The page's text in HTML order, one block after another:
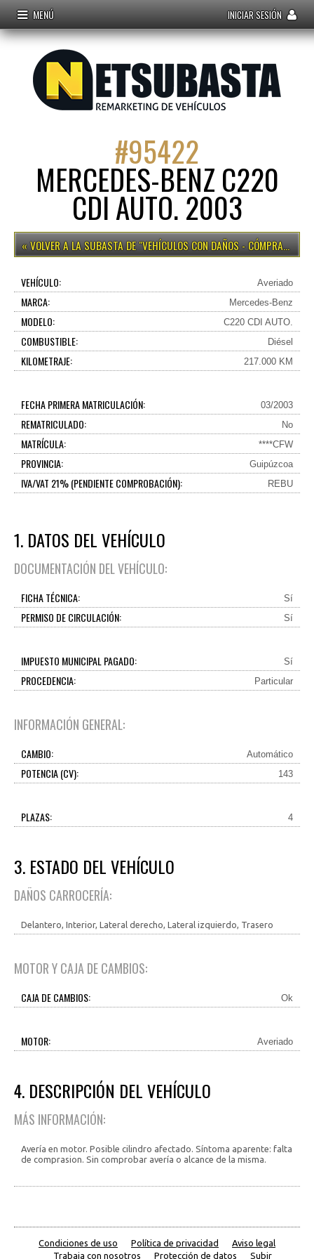
MENÚ INICIAR SESIÓN
#95422
MERCEDES-BENZ C220
CDI AUTO. 2003
VEHÍCULOS CON DAÑOS - CÓMPRALO YA
VEHÍCULO: Averiado
MARCA: Mercedes-Benz
MODELO: C220 CDI AUTO.
COMBUSTIBLE: Diésel
KILOMETRAJE: 217.000 KM
FECHA PRIMERA MATRICULACIÓN: 03/2003
REMATRICULADO: No
MATRÍCULA: ****CFW
PROVINCIA: Guipúzcoa
IVA/VAT 21% (PENDIENTE COMPROBACIÓN): REBU
1. DATOS DEL VEHÍCULO
DOCUMENTACIÓN DEL VEHÍCULO:
FICHA TÉCNICA: Sí
PERMISO DE CIRCULACIÓN: Sí
IMPUESTO MUNICIPAL PAGADO: Sí
PROCEDENCIA: Particular
INFORMACIÓN GENERAL:
CAMBIO: Automático
POTENCIA (CV): 143
PLAZAS: 4
3. ESTADO DEL VEHÍCULO
DAÑOS CARROCERÍA:
Delantero, Interior, Lateral derecho, Lateral izquierdo, Trasero
MOTOR Y CAJA DE CAMBIOS:
CAJA DE CAMBIOS: Ok
MOTOR: Averiado
4. DESCRIPCIÓN DEL VEHÍCULO
MÁS INFORMACIÓN:
Avería en motor. Posible cilindro afectado. Síntoma aparente: falta
de comprasion. Sin comprobar avería o alcance de la misma.
Condiciones de uso Política de privacidad
Aviso legal
Trabaja con nosotros
Protección de datos Subir